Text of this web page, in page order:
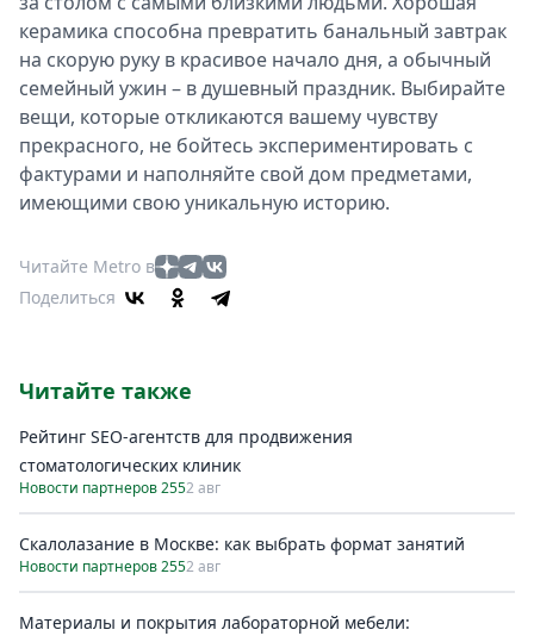
керамика способна превратить банальный завтрак
на скорую руку в красивое начало дня, а обычный
семейный ужин – в душевный праздник. Выбирайте
вещи, которые откликаются вашему чувству
прекрасного, не бойтесь экспериментировать с
фактурами и наполняйте свой дом предметами,
имеющими свою уникальную историю.
Читайте Metro в
Поделиться
Читайте также
Рейтинг SEO-агентств для продвижения
стоматологических клиник
Новости партнеров 2552 авг
Скалолазание в Москве: как выбрать формат занятий
Новости партнеров 2552 авг
Материалы и покрытия лабораторной мебели: